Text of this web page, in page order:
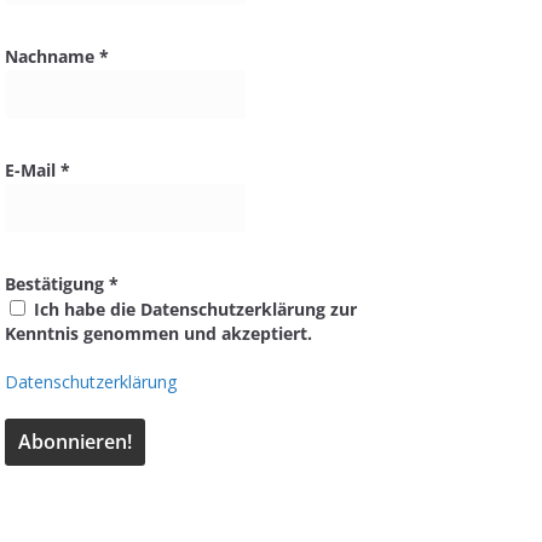
Nachname *
E-Mail *
Bestätigung *
Ich habe die Datenschutzerklärung zur
Kenntnis genommen und akzeptiert.
Datenschutzerklärung